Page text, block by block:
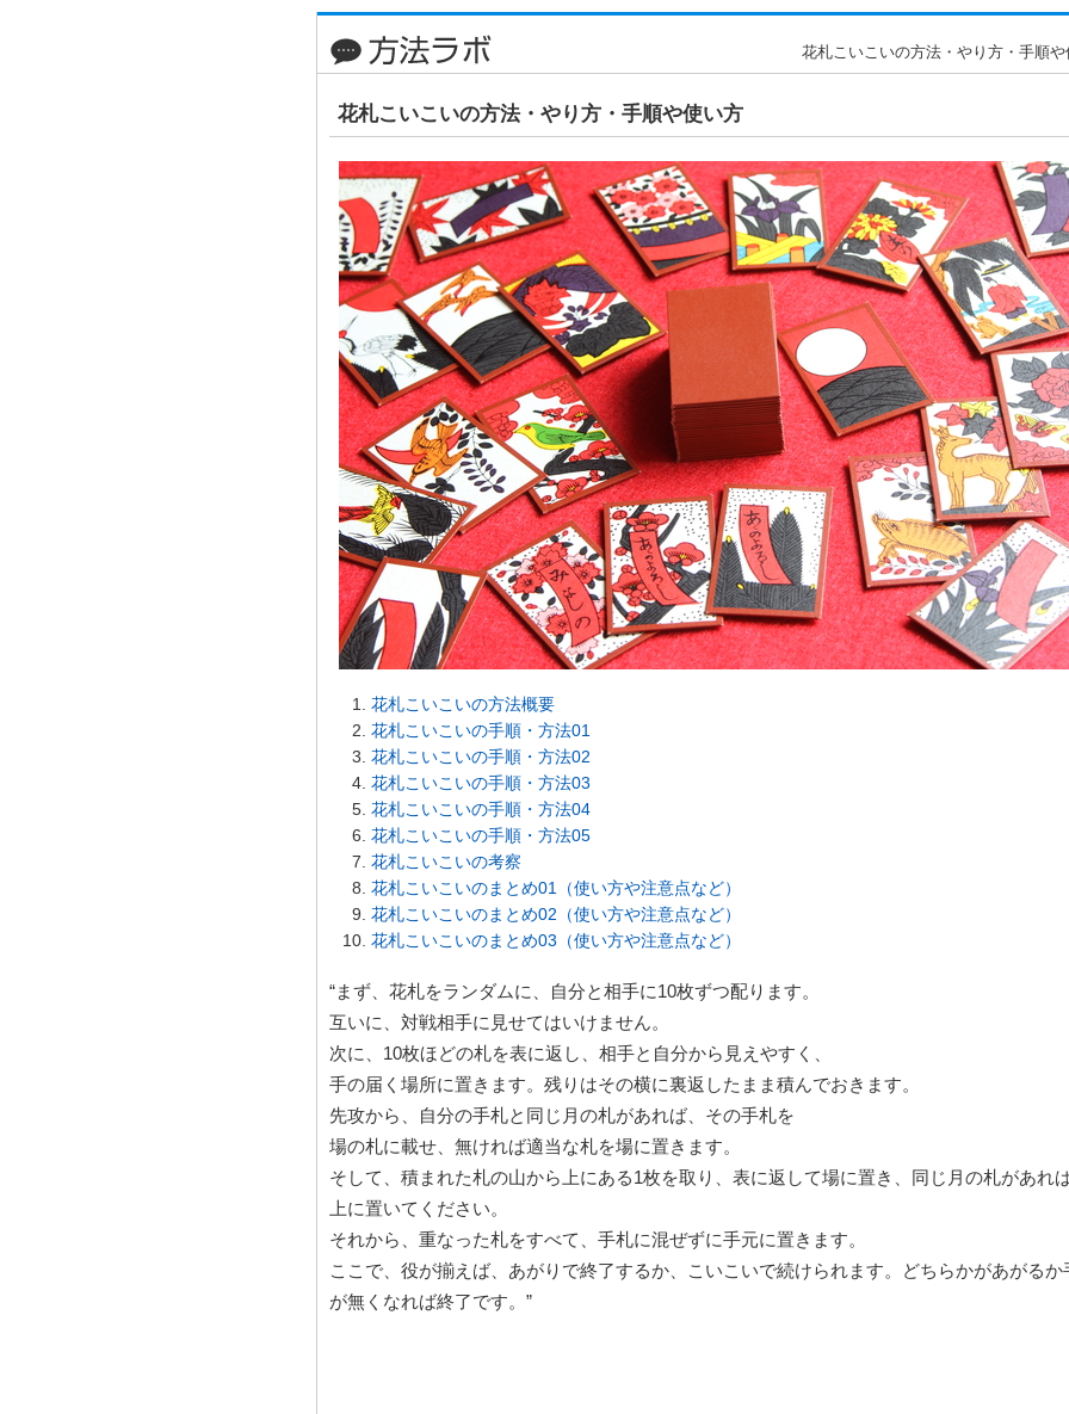
花札こいこいの方法・やり方・手順
花札こいこいの方法・やり方・手順や使い方
花札こいこいの方法概要
花札こいこいの手順・方法01
花札こいこいの手順・方法02
花札こいこいの手順・方法03
花札こいこいの手順・方法04
花札こいこいの手順・方法05
花札こいこいの考察
花札こいこいのまとめ01（使い方や注意点など）
花札こいこいのまとめ02（使い方や注意点など）
花札こいこいのまとめ03（使い方や注意点など）
“まず、花札をランダムに、自分と相手に10枚ずつ配ります。
互いに、対戦相手に見せてはいけません。
次に、10枚ほどの札を表に返し、相手と自分から見えやすく、
手の届く場所に置きます。残りはその横に裏返したまま積んでおきます。
先攻から、自分の手札と同じ月の札があれば、その手札を
場の札に載せ、無ければ適当な札を場に置きます。
そして、積まれた札の山から上にある1枚を取り、表に返して場に置き、同じ月の札があれ
上に置いてください。
それから、重なった札をすべて、手札に混ぜずに手元に置きます。
ここで、役が揃えば、あがりで終了するか、こいこいで続けられます。どちらかがあがるか
が無くなれば終了です。”